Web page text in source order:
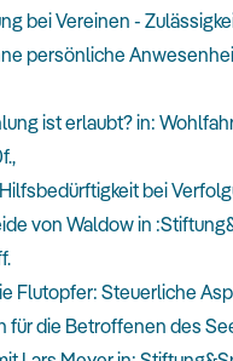
bei Vereinen -
persönliche
ist erlaubt? in:
bei
von Waldow in
Flutopfer: Steuerliche
für die Betroffenen des